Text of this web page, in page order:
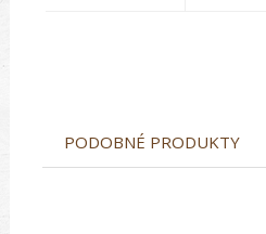
PODOBNÉ PRODUKTY